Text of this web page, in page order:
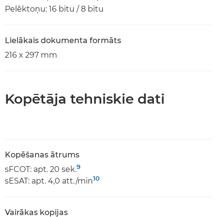
Pelēktoņu: 16 bitu / 8 bitu
Lielākais dokumenta formāts
216 x 297 mm
Kopētāja tehniskie dati
Kopēšanas ātrums
sFCOT: apt. 20 sek.9
sESAT: apt. 4,0 att./min10
Vairākas kopijas